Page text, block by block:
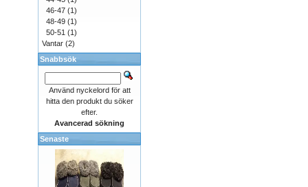
46-47 (1)
48-49 (1)
50-51 (1)
Vantar (2)
Snabbsök
Använd nyckelord för att
hitta den produkt du söker
efter.
Avancerad sökning
Senaste